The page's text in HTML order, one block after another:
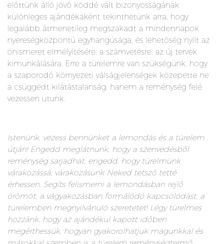
előttünk álló jövő köddé vált bizonyosságának
különleges ajándékaként tekinthetünk arra, hogy
legalább átmenetileg megszakadt a mindennapok
nyereségközpontú egyhangúsága, és lehetőség nyílt az
önismeret elmélyítésére, a számvetésre, az új tervek
kimunkálására. Erre a türelemre van szükségünk, hogy
a szaporodó környezeti válságjelenségek közepette ne
a csüggedt kilátástalanság, hanem a reménység felé
vezessen utunk.
Istenünk, vezess bennünket a lemondás és a türelem
útján! Engedd meglátnunk, hogy a szenvedésből
reménység sarjadhat, engedd, hogy türelmünk
várakozássá, várakozásunk Neked tetsző tetté
érhessen. Segíts felismerni a lemondásban rejlő
örömöt, a vágyakozásban formálódó kapcsolódást, a
türelemben megnyilvánuló szeretetet! Légy türelmes
hozzánk, hogy az ajándékul kapott időben
megérthessük, hogyan gyakorolhatjuk magunkkal és